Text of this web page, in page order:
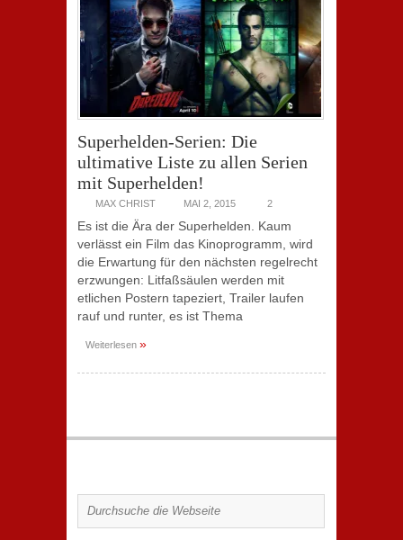
Superhelden-Serien: Die
ultimative Liste zu allen Serien
mit Superhelden!
MAX CHRIST MAI 2, 2015 2
Es ist die Ära der Superhelden. Kaum
verlässt ein Film das Kinoprogramm, wird
die Erwartung für den nächsten regelrecht
erzwungen: Litfaßsäulen werden mit
etlichen Postern tapeziert, Trailer laufen
rauf und runter, es ist Thema
Weiterlesen »